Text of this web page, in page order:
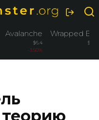
Avalanche
$6.4
-3.50%
Wrapped
теорию